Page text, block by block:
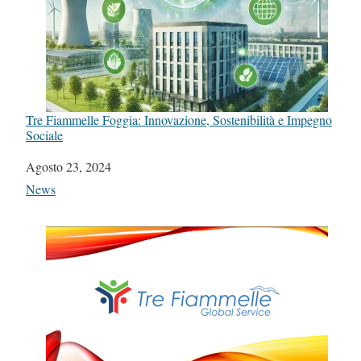
Tre Fiammelle Foggia: Innovazione, Sostenibilità e Impegno
Sociale
Data
Agosto 23, 2024
In relazione a
News